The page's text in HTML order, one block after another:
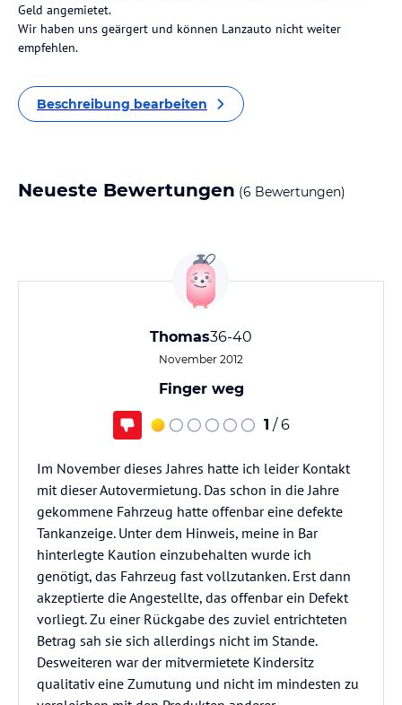
Geld angemietet.
Wir haben uns geärgert und können Lanzauto nicht weiter
empfehlen.
Beschreibung bearbeiten
Neueste Bewertungen (6 Bewertungen)
Thomas36-40
November 2012
Finger weg
1 / 6
Im November dieses Jahres hatte ich leider Kontakt
mit dieser Autovermietung. Das schon in die Jahre
gekommene Fahrzeug hatte offenbar eine defekte
Tankanzeige. Unter dem Hinweis, meine in Bar
hinterlegte Kaution einzubehalten wurde ich
genötigt, das Fahrzeug fast vollzutanken. Erst dann
akzeptierte die Angestellte, das offenbar ein Defekt
vorliegt. Zu einer Rückgabe des zuviel entrichteten
Betrag sah sie sich allerdings nicht im Stande.
Desweiteren war der mitvermietete Kindersitz
qualitativ eine Zumutung und nicht im mindesten zu